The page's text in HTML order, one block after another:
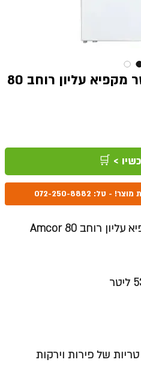
מקרר אמקור 530 ליטר מקפיא עליון רוחב 80
> 🛒
072-250-8882
מקרר אמקור 530 ליטר מקפיא עליון רוחב 80 Amcor
של פירות וירקות